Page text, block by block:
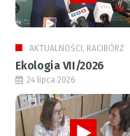
AKTUALNOŚCI, RACIBÓRZ
Ekologia VII/2026
24 lipca 2026